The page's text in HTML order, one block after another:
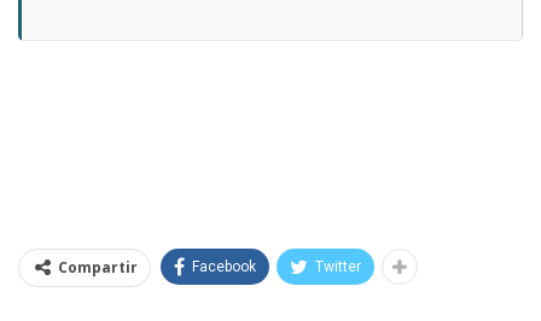
Compartir Facebook Twitter